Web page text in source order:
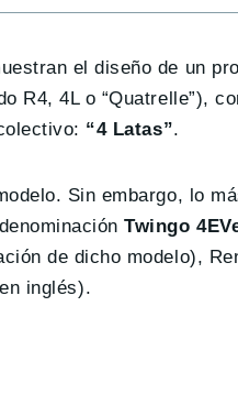
el diseño de un
R4, 4L o “Quatrelle”),
“4 Latas”.
Sin embargo, lo
Twingo
de dicho modelo),
inglés).